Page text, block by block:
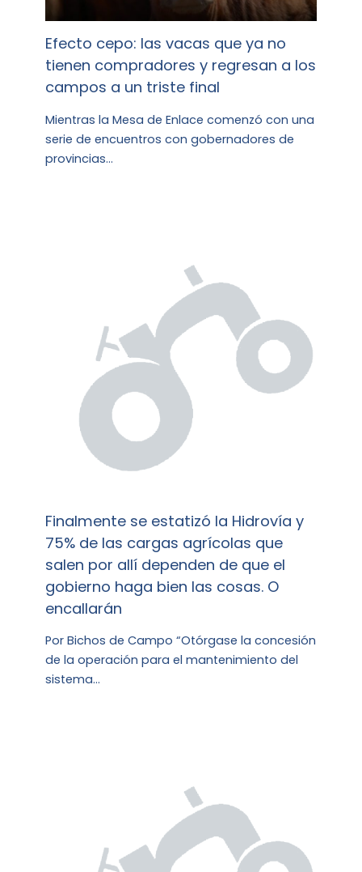
Efecto cepo: las vacas que ya no
tienen compradores y regresan a los
campos a un triste final
Mientras la Mesa de Enlace comenzó con una
serie de encuentros con gobernadores de
provincias…
Finalmente se estatizó la Hidrovía y
75% de las cargas agrícolas que
salen por allí dependen de que el
gobierno haga bien las cosas. O
encallarán
Por Bichos de Campo “Otórgase la concesión
de la operación para el mantenimiento del
sistema…